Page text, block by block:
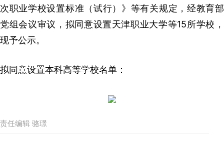
次职业学校设置标准（试行）》等有关规定，经教育部
党组会议审议，拟同意设置天津职业大学等15所学校，
现予公示。
拟同意设置本科高等学校名单：
责任编辑 骆璟